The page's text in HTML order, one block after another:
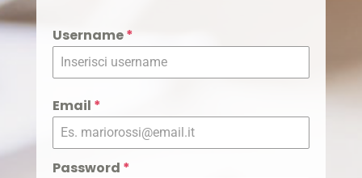
Username*
Email *
Password *